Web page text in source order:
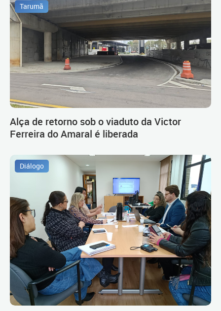
Tarumã
Alça de retorno sob o viaduto da Victor
Ferreira do Amaral é liberada
Diálogo